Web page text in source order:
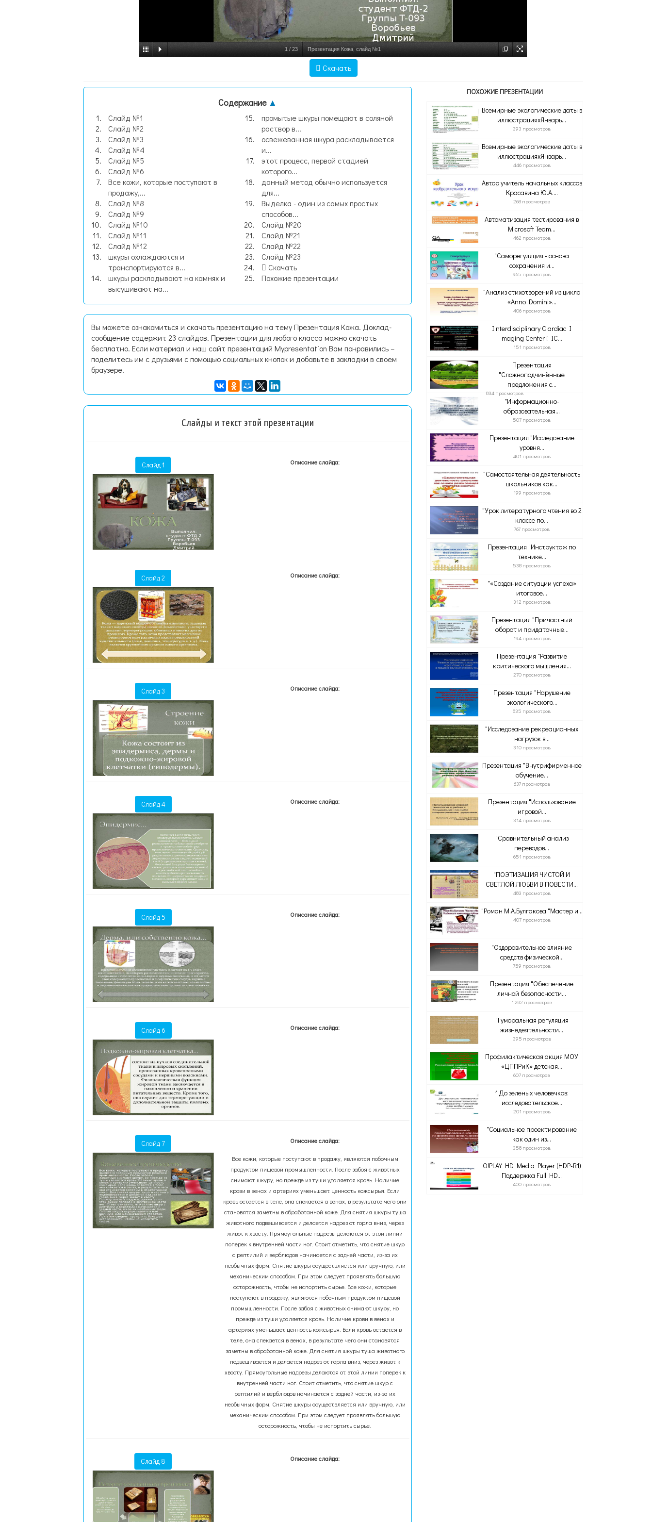
1 / 23 Презентация Кожа, слайд №1
Скачать
Содержание ▲
Слайд №1
Слайд №2
Слайд №3
Слайд №4
Слайд №5
Слайд №6
Все кожи, которые поступают в
продажу,...
Слайд №8
Слайд №9
Слайд №10
Слайд №11
Слайд №12
шкуры охлаждаются и
транспортируются в...
шкуры раскладывают на камнях и
высушивают на...
промытые шкуры помещают в соляной
раствор в...
освежеванная шкура раскладывается
и...
этот процесс, первой стадией
которого...
данный метод обычно используется
для...
Выделка - один из самых простых
способов...
Слайд №20
Слайд №21
Слайд №22
Слайд №23
Скачать
Похожие презентации
Вы можете ознакомиться и скачать презентацию на тему Презентация Кожа. Доклад-
сообщение содержит 23 слайдов. Презентации для любого класса можно скачать
бесплатно. Если материал и наш сайт презентаций Mypresentation Вам понравились –
поделитесь им с друзьями с помощью социальных кнопок и добавьте в закладки в своем
браузере.
Слайды и текст этой презентации
Слайд 1 Описание слайда:
Слайд 2 Описание слайда:
Слайд 3 Описание слайда:
Слайд 4 Описание слайда:
Слайд 5 Описание слайда:
Слайд 6 Описание слайда:
Слайд 7 Описание слайда:
Все кожи, которые поступают в продажу, являются побочным
продуктом пищевой промышленности. После забоя с животных
снимают шкуру, но прежде из туши удаляется кровь. Наличие
крови в венах и артериях уменьшает ценность кожсырья. Если
кровь остается в теле, она спекается в венах, в результате чего они
становятся заметны в обработанной коже. Для снятия шкуры туша
животного подвешивается и делается надрез от горла вниз, через
живот к хвосту. Прямоугольные надрезы делаются от этой линии
поперек к внутренней части ног. Стоит отметить, что снятие шкур
с рептилий и верблюдов начинается с задней части, из-за их
необычных форм. Снятие шкуры осуществляется или вручную, или
механическим способом. При этом следует проявлять большую
осторожность, чтобы не испортить сырье. Все кожи, которые
поступают в продажу, являются побочным продуктом пищевой
промышленности. После забоя с животных снимают шкуру, но
прежде из туши удаляется кровь. Наличие крови в венах и
артериях уменьшает ценность кожсырья. Если кровь остается в
теле, она спекается в венах, в результате чего они становятся
заметны в обработанной коже. Для снятия шкуры туша животного
подвешивается и делается надрез от горла вниз, через живот к
хвосту. Прямоугольные надрезы делаются от этой линии поперек к
внутренней части ног. Стоит отметить, что снятие шкур с
рептилий и верблюдов начинается с задней части, из-за их
необычных форм. Снятие шкуры осуществляется или вручную, или
механическим способом. При этом следует проявлять большую
осторожность, чтобы не испортить сырье.
Слайд 8 Описание слайда:
ПОХОЖИЕ ПРЕЗЕНТАЦИИ
Всемирные экологические даты в
иллюстрацияхЯнварь...
393 просмотров
Всемирные экологические даты в
иллюстрацияхЯнварь...
446 просмотров
Автор учитель начальных классов
Красавина Ю.А....
268 просмотров
Автоматизация тестирования в
Microsoft Team...
462 просмотров
"Саморегуляция - основа
сохранения и...
965 просмотров
"Анализ стихотворений из цикла
«Anno Domini»...
406 просмотров
I nterdisciplinary C ardiac I
maging Center [ IC...
151 просмотров
Презентация
"Сложноподчинённые
предложения с...
834 просмотров
"Информационно-
образовательная...
507 просмотров
Презентация "Исследование
уровня...
401 просмотров
"Самостоятельная деятельность
школьников как...
199 просмотров
"Урок литературного чтения во 2
классе по...
767 просмотров
Презентация "Инструктаж по
технике...
538 просмотров
"«Создание ситуации успеха»
итоговое...
312 просмотров
Презентация "Причастный
оборот и придаточные...
194 просмотров
Презентация "Развитие
критического мышления...
270 просмотров
Презентация "Нарушение
экологического...
835 просмотров
"Исследование рекреационных
нагрузок в...
310 просмотров
Презентация "Внутрифирменное
обучение...
637 просмотров
Презентация "Использование
игровой...
314 просмотров
"Сравнительный анализ
переводов...
651 просмотров
"ПОЭТИЗАЦИЯ ЧИСТОЙ И
СВЕТЛОЙ ЛЮБВИ В ПОВЕСТИ...
483 просмотров
"Роман М.А.Булгакова "Мастер и...
407 просмотров
"Оздоровительное влияние
средств физической...
759 просмотров
Презентация "Обеспечение
личной безопасности...
1 282 просмотров
"Гуморальная регуляция
жизнедеятельности...
395 просмотров
Профилактическая акция МОУ
«ЦППРиК» детская...
607 просмотров
1 До зеленых человечков:
исследовательское...
201 просмотров
"Социальное проектирование
как один из...
358 просмотров
O!PLAY HD Media Player (HDP-R1)
Поддержка Full HD...
400 просмотров